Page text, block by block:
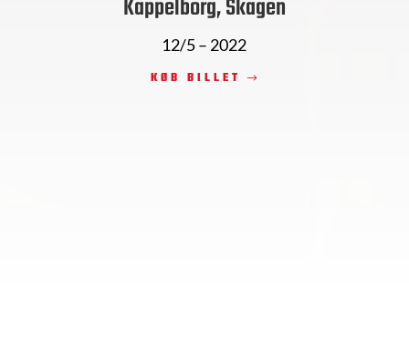
Kappelborg, Skagen
12/5 – 2022
KØB BILLET